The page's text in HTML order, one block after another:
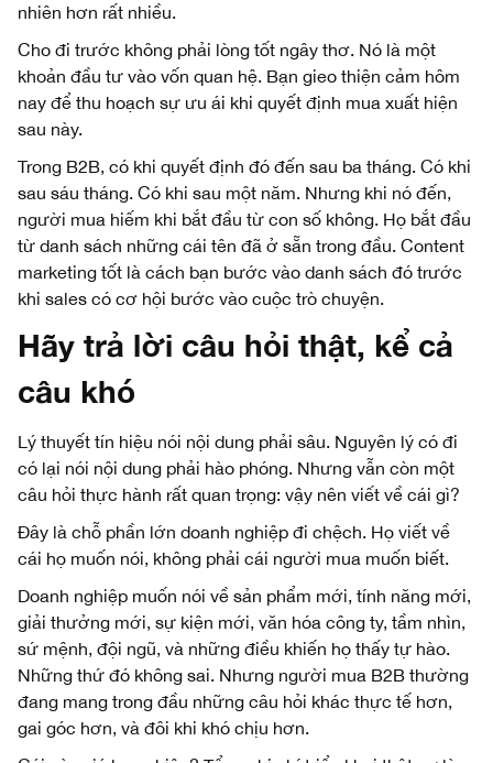
nhiên hơn rất nhiều.
Cho đi trước không phải lòng tốt ngây thơ. Nó là một
khoản đầu tư vào vốn quan hệ. Bạn gieo thiện cảm hôm
nay để thu hoạch sự ưu ái khi quyết định mua xuất hiện
sau này.
Trong B2B, có khi quyết định đó đến sau ba tháng. Có khi
sau sáu tháng. Có khi sau một năm. Nhưng khi nó đến,
người mua hiếm khi bắt đầu từ con số không. Họ bắt đầu
từ danh sách những cái tên đã ở sẵn trong đầu. Content
marketing tốt là cách bạn bước vào danh sách đó trước
khi sales có cơ hội bước vào cuộc trò chuyện.
Hãy trả lời câu hỏi thật, kể cả
câu khó
Lý thuyết tín hiệu nói nội dung phải sâu. Nguyên lý có đi
có lại nói nội dung phải hào phóng. Nhưng vẫn còn một
câu hỏi thực hành rất quan trọng: vậy nên viết về cái gì?
Đây là chỗ phần lớn doanh nghiệp đi chệch. Họ viết về
cái họ muốn nói, không phải cái người mua muốn biết.
Doanh nghiệp muốn nói về sản phẩm mới, tính năng mới,
giải thưởng mới, sự kiện mới, văn hóa công ty, tầm nhìn,
sứ mệnh, đội ngũ, và những điều khiến họ thấy tự hào.
Những thứ đó không sai. Nhưng người mua B2B thường
đang mang trong đầu những câu hỏi khác thực tế hơn,
gai góc hơn, và đôi khi khó chịu hơn.